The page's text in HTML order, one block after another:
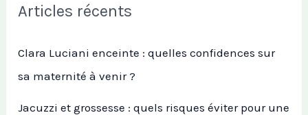
Articles récents
Clara Luciani enceinte : quelles confidences sur
sa maternité à venir ?
Jacuzzi et grossesse : quels risques éviter pour une